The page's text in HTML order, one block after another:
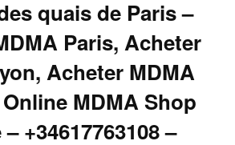
quais de Paris –
Paris, Acheter
Acheter MDMA
MDMA Shop
+34617763108 –